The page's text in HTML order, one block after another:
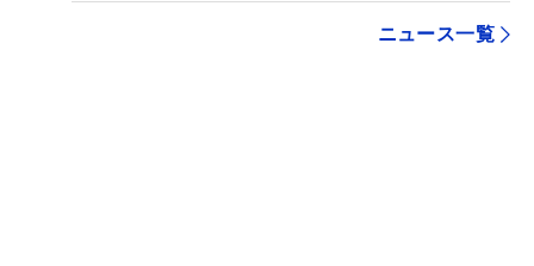
ニュース一覧